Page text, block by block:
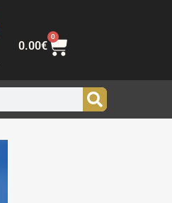
0.00€
0